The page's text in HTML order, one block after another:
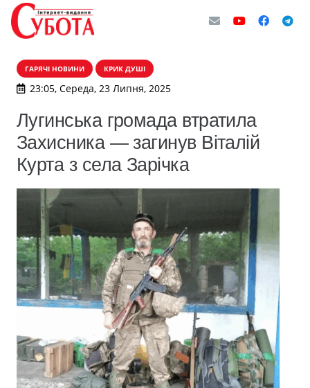
ГАРЯЧІ НОВИНИ КРИК ДУШІ
23:05, Середа, 23 Липня, 2025
Лугинська громада втратила
Захисника — загинув Віталій
Курта з села Зарічка